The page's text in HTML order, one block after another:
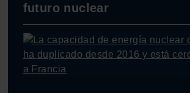
futuro nuclear